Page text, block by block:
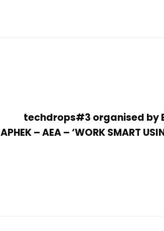
techdrops#3 organised by
APHEK – AEA – ‘WORK SMART